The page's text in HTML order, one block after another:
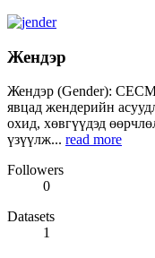
Жендэр
Жендэр (Gender):
явцад жендерийн
охид, хөвгүүдэд
үзүүлж... read more
Followers
0
Datasets
1